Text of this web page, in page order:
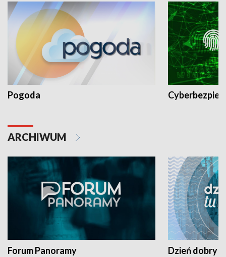
Pogoda
ARCHIWUM
Forum Panoramy Dzień dobry